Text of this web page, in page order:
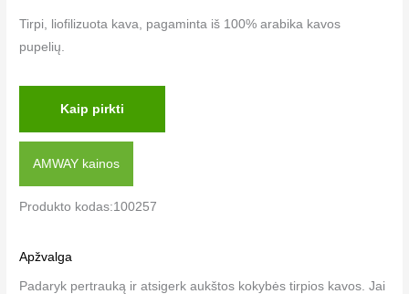
Tirpi, liofilizuota kava, pagaminta iš 100% arabika kavos
pupelių.
Kaip pirkti
AMWAY kainos
Produkto kodas:100257
Apžvalga
Padaryk pertrauką ir atsigerk aukštos kokybės tirpios kavos. Jai